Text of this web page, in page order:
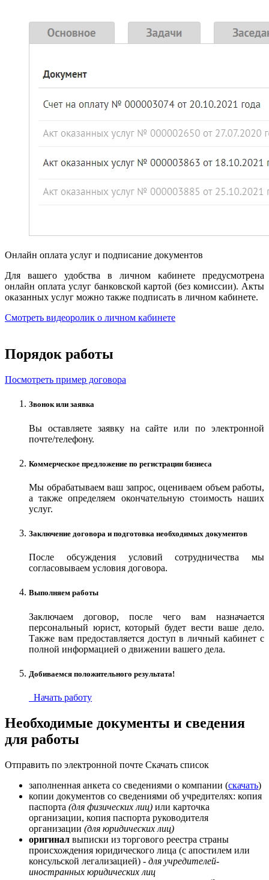
Онлайн оплата услуг и подписание документов
Для вашего удобства в личном кабинете предусмотрена
онлайн оплата услуг банковской картой (без комиссии). Акты
оказанных услуг можно также подписать в личном кабинете.
Смотреть видеоролик о личном кабинете
Порядок работы
Посмотреть пример договора
Звонок или заявка
Вы оставляете заявку на сайте или по электронной
почте/телефону.
Коммерческое предложение по регистрации бизнеса
Мы обрабатываем ваш запрос, оцениваем объем работы,
а также определяем окончательную стоимость наших
услуг.
Заключение договора и подготовка необходимых документов
После обсуждения условий сотрудничества мы
согласовываем условия договора.
Выполняем работы
Заключаем договор, после чего вам назначается
персональный юрист, который будет вести ваше дело.
Также вам предоставляется доступ в личный кабинет с
полной информацией о движении вашего дела.
Добиваемся положительного результата!
Начать работу
Необходимые документы и сведения
для работы
Отправить по электронной почте Скачать список
заполненная анкета со сведениями о компании (скачать)
копии документов со сведениями об учредителях: копия
паспорта (для физических лиц) или карточка
организации, копия паспорта руководителя
организации (для юридических лиц)
оригинал выписки из торгового реестра страны
происхождения юридического лица (с апостилем или
консульской легализацией) - для учредителей-
иностранных юридических лиц